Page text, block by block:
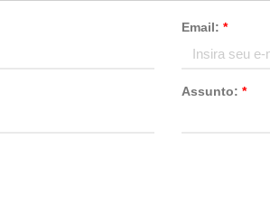
Email: *
Assunto: *